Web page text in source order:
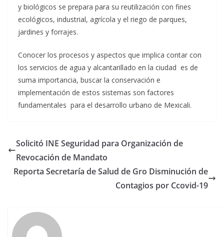
y biológicos se prepara para su reutilización con fines
ecológicos, industrial, agrícola y el riego de parques,
jardines y forrajes.
Conocer los procesos y aspectos que implica contar con
los servicios de agua y alcantarillado en la ciudad es de
suma importancia, buscar la conservación e
implementación de estos sistemas son factores
fundamentales para el desarrollo urbano de Mexicali.
Solicitó INE Seguridad para Organización de
Revocación de Mandato
Reporta Secretaría de Salud de Gro Disminución de
Contagios por Ccovid-19